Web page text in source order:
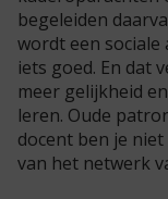
begeleiden
wordt een sociale
iets goed. En dat
meer gelijkheid
leren. Oude
docent ben je
van het netwerk